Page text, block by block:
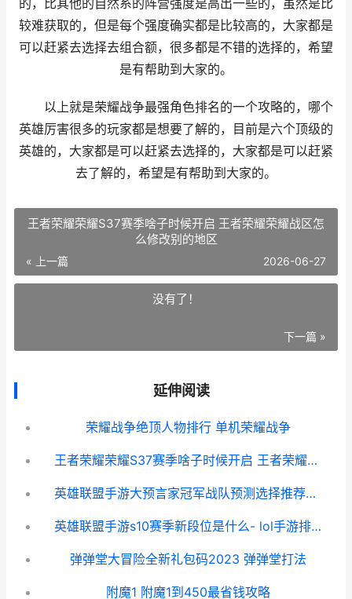
的，比其他的自然系的阵营强度是高出一些的，虽然是比
较难获取的，但是每个强度确实都是比较高的，大家都是
可以赶紧去选择去组合额，很多都是不错的选择的，希望
是有帮助到大家的。
以上就是荣耀战争最强角色排名的一个攻略的，哪个
英雄厉害很多的玩家都是想要了解的，目前是六个顶级的
英雄的，大家都是可以赶紧去选择的，大家都是可以赶紧
去了解的，希望是有帮助到大家的。
王者荣耀荣耀S37赛季啥子时候开启 王者荣耀荣耀战区怎
么修改别的地区
« 上一篇 2026-06-27
没有了！
下一篇 »
延伸阅读
荣耀战争绝顶人物排行 单机荣耀战争
王者荣耀荣耀S37赛季啥子时候开启 王者荣耀荣耀战区怎么修改别的地区
英雄联盟手游大预言家冠军战队预测选择推荐攻略
英雄联盟手游s10赛季新段位是什么- lol手游排位新段位介绍-
弹弹堂大冒险全新礼包码2023 弹弹堂打法
附魔1 附魔1到450最省钱攻略